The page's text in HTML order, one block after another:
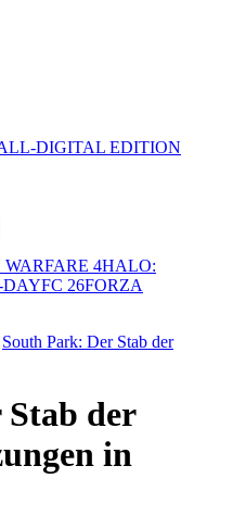
DIGITAL EDITION
4HALO:
DAYFC 26FORZA
South Park: Der Stab der
der
in